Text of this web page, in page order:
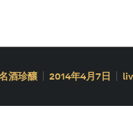
酒珍釀 2014年4月7日